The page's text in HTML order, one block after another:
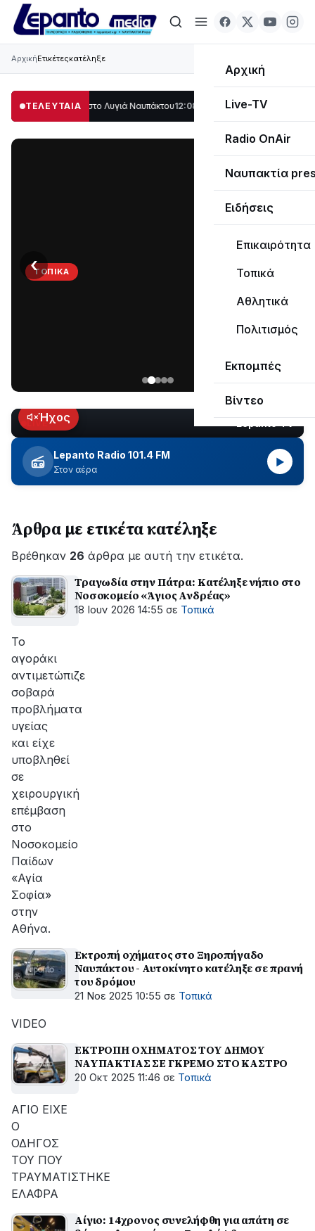
Αρχική
Live-TV
Radio OnAir
Ναυπακτία
Ειδήσεις
Επικαιρότητα
Τοπικά
Αθλητικά
Πολιτισμός
Εκπομπές
Βίντεο
ΑρχικήΕτικέτεςκατέληξε
ΤΕΛΕΥΤΑΙΑ
μέρος στο Λυγιά Ναυπάκτου12:08 Σε τροχιά υλοποίησης η Παράκαμψη
ΤΟΠΙΚΆ
Ναυπάκτου
εδώ
και
περίπου
δύο
ώρες
εξέλιξη
οι
εργασίες
ΔΕΔΔΗΕ
για
την
βλάβης
‹
LIVEΉχος
Lepanto Radio 101.4 FM
Στον αέρα
▶
Άρθρα με ετικέτα κατέληξε
Βρέθηκαν 26 άρθρα με αυτή την ετικέτα.
Τραγωδία στην Πάτρα: Κατέληξε νήπιο στο
Νοσοκομείο «Άγιος Ανδρέας»
18 Ιουν 2026 14:55 σε Τοπικά
Το
αγοράκι
αντιμετώπιζε
σοβαρά
προβλήματα
υγείας
και είχε
υποβληθεί
σε
χειρουργική
επέμβαση
στο
Νοσοκομείο
Παίδων
«Αγία
Σοφία»
στην
Αθήνα.
Εκτροπή οχήματος στο Ξηροπήγαδο
Ναυπάκτου - Αυτοκίνητο κατέληξε σε πρανή
του δρόμου
21 Νοε 2025 10:55 σε Τοπικά
VIDEO
ΕΚΤΡΟΠΗ ΟΧΗΜΑΤΟΣ ΤΟΥ ΔΗΜΟΥ
ΝΑΥΠΑΚΤΙΑΣ ΣΕ ΓΚΡΕΜΟ ΣΤΟ ΚΑΣΤΡΟ
20 Οκτ 2025 11:46 σε Τοπικά
ΑΓΙΟ ΕΙΧΕ
Ο
ΟΔΗΓΟΣ
ΤΟΥ ΠΟΥ
ΤΡΑΥΜΑΤΙΣΤΗΚΕ
ΕΛΑΦΡΑ
Αίγιο: 14χρονος συνελήφθη για απάτη σε